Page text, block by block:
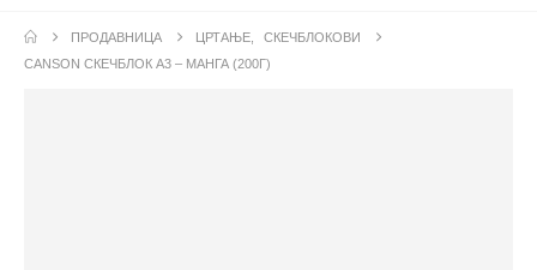
ПРОДАВНИЦА ЦРТАЊЕ
СКЕЧБЛОКОВИ
CANSON СКЕЧБЛОК А3 – МАНГА (200Г)